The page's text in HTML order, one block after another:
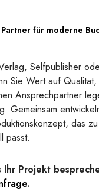
für moderne
Selfpublisher
Sie Wert auf Qualität,
Ansprechpartner
Gemeinsam
das
passt.
Ihr Projekt
.